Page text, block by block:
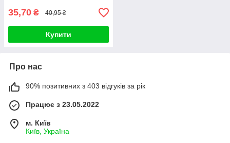
35,70 ₴ 40,95 ₴
Купити
Про нас
90% позитивних з 403 відгуків за рік
Працює з 23.05.2022
м. Київ
Київ, Україна